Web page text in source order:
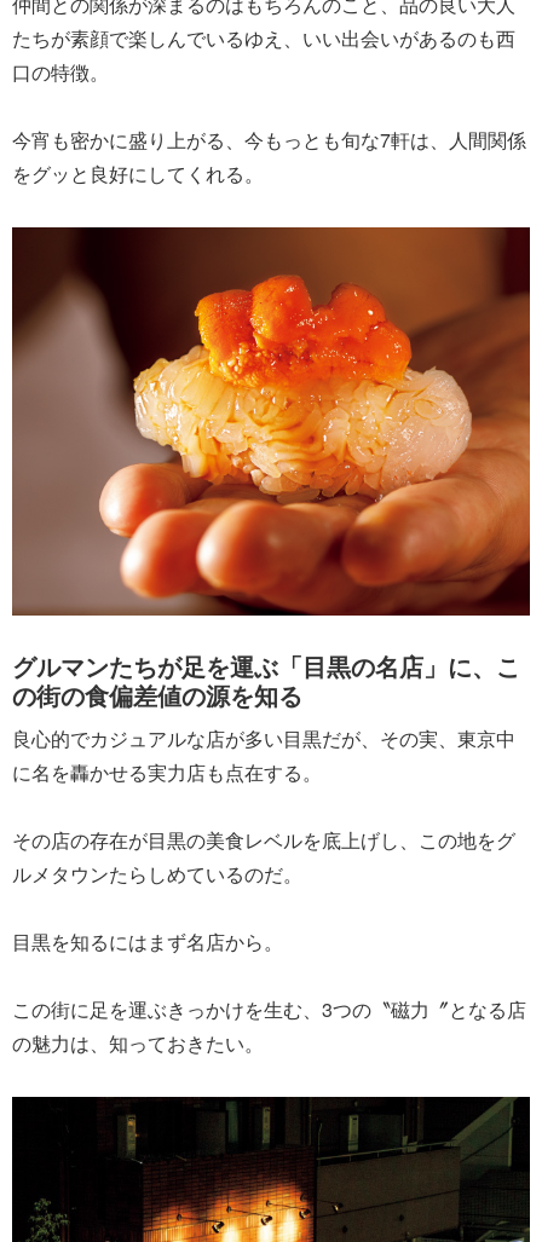
たちが素顔で楽しんでいるゆえ、いい出会いがあるのも西
口の特徴。
今宵も密かに盛り上がる、今もっとも旬な7軒は、人間関係
をグッと良好にしてくれる。
グルマンたちが足を運ぶ「目黒の名店」に、こ
の街の食偏差値の源を知る
良心的でカジュアルな店が多い目黒だが、その実、東京中
に名を轟かせる実力店も点在する。
その店の存在が目黒の美食レベルを底上げし、この地をグ
ルメタウンたらしめているのだ。
目黒を知るにはまず名店から。
この街に足を運ぶきっかけを生む、3つの〝磁力〞となる店
の魅力は、知っておきたい。